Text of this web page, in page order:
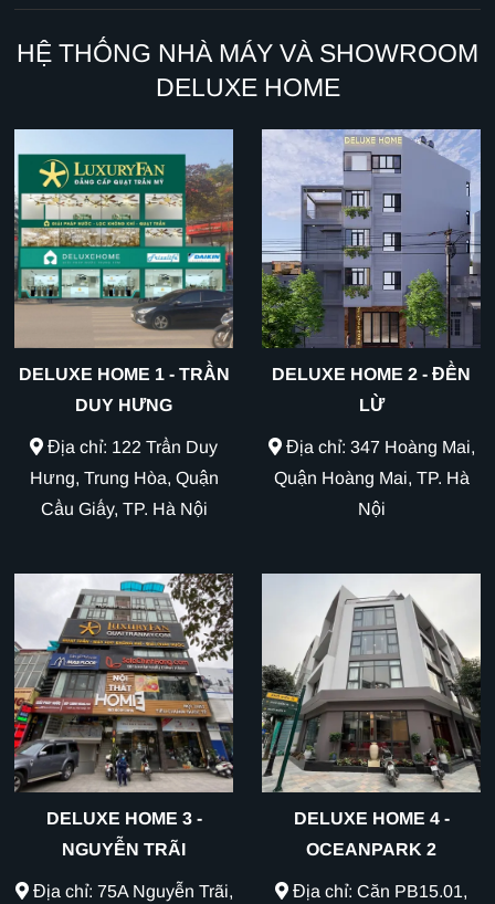
HỆ THỐNG NHÀ MÁY VÀ SHOWROOM
DELUXE HOME
DELUXE HOME 1 - TRẦN
DUY HƯNG
Địa chỉ: 122 Trần Duy
Hưng, Trung Hòa, Quận
Cầu Giấy, TP. Hà Nội
DELUXE HOME 2 - ĐỀN
LỪ
Địa chỉ: 347 Hoàng Mai,
Quận Hoàng Mai, TP. Hà
Nội
DELUXE HOME 3 -
NGUYỄN TRÃI
Địa chỉ: 75A Nguyễn Trãi,
DELUXE HOME 4 -
OCEANPARK 2
Địa chỉ: Căn PB15.01,